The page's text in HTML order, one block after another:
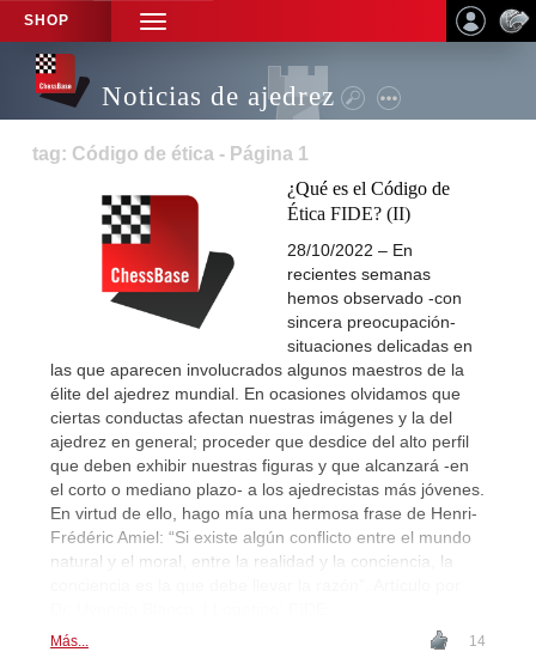
SHOP
TOGGLE
NAVIGATION
Noticias de ajedrez
tag: Código de ética - Página 1
¿Qué es el Código de
Ética FIDE? (II)
28/10/2022 – En
recientes semanas
hemos observado -con
sincera preocupación-
situaciones delicadas en
las que aparecen involucrados algunos maestros de la
élite del ajedrez mundial. En ocasiones olvidamos que
ciertas conductas afectan nuestras imágenes y la del
ajedrez en general; proceder que desdice del alto perfil
que deben exhibir nuestras figuras y que alcanzará -en
el corto o mediano plazo- a los ajedrecistas más jóvenes.
En virtud de ello, hago mía una hermosa frase de Henri-
Frédéric Amiel: “Si existe algún conflicto entre el mundo
natural y el moral, entre la realidad y la conciencia, la
Más... 14